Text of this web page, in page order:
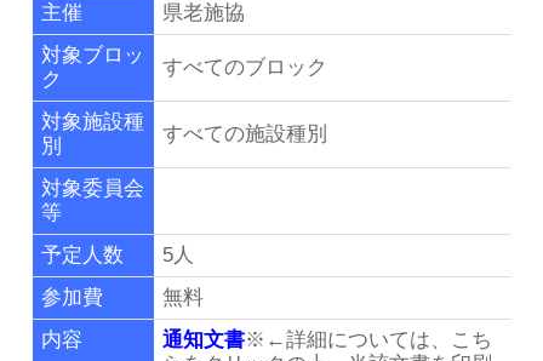
主催
県老施協
対象ブロッ
ク
すべてのブロック
対象施設種
別
すべての施設種別
対象委員会
等
予定人数
5人
参加費
無料
内容
通知文書※←詳細については、こち
リンク集
群馬県老施協について
施設のご利用案内
事務局連絡先・所在地
お問い合わせ